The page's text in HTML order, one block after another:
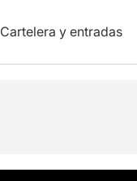
Cartelera y entradas
Fotos y vídeos